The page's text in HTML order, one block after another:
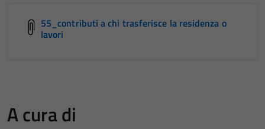
55_contributi a chi trasferisce la residenza o
lavori
A cura di